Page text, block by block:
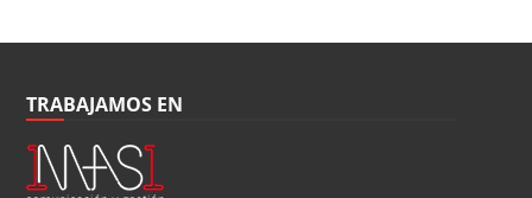
TRABAJAMOS EN